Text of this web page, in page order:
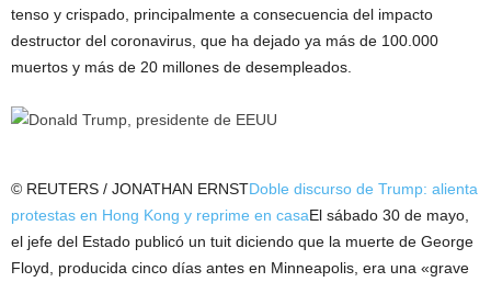
tenso y crispado, principalmente a consecuencia del impacto
destructor del coronavirus, que ha dejado ya más de 100.000
muertos y más de 20 millones de desempleados.
© REUTERS / JONATHAN ERNSTDoble discurso de Trump: alienta
protestas en Hong Kong y reprime en casaEl sábado 30 de mayo,
el jefe del Estado publicó un tuit diciendo que la muerte de George
Floyd, producida cinco días antes en Minneapolis, era una «grave